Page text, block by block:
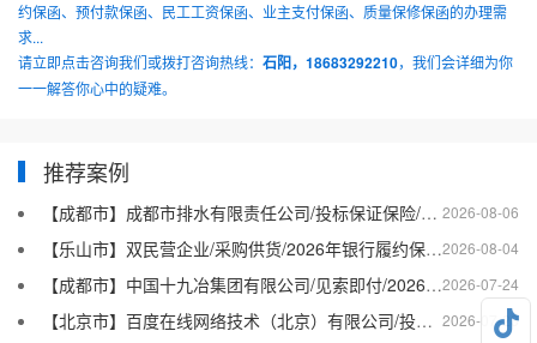
约保函、预付款保函、民工工资保函、业主支付保函、质量保修保函的办理需
求...
请立即点击咨询我们或拨打咨询热线： 石阳，18683292210，我们会详细为你
一一解答你心中的疑难。
推荐案例
2026-08-06
【成都市】成都市排水有限责任公司/投标保证保险/2026银行投标保函十三
2026-08-04
【乐山市】双民营企业/采购供货/2026年银行履约保函四十二
2026-07-24
【成都市】中国十九冶集团有限公司/见索即付/2026年银行履约保函四十一
2026-07-23
【北京市】百度在线网络技术（北京）有限公司/投标保函/2026银行投标保函十二